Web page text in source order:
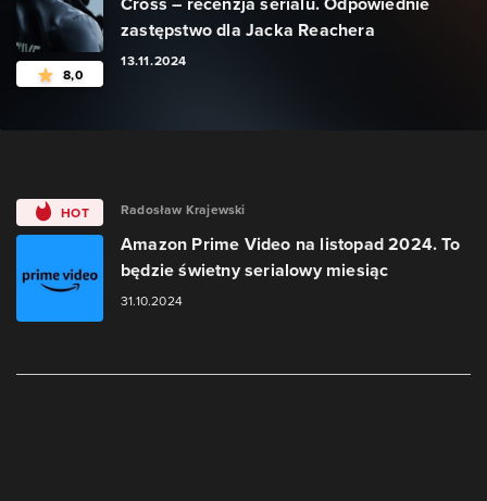
8,0
zastępstwo dla Jacka Reachera
13.11.2024
HOT Radosław Krajewski
Amazon Prime Video na listopad 2024. To
będzie świetny serialowy miesiąc
31.10.2024